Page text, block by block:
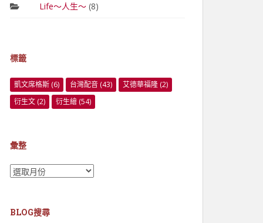
Life～人生～(8)
標籤
凱文席格斯 (6) 台灣配音 (43) 艾德華福隆 (2)
衍生文 (2) 衍生繪 (54)
彙整
彙
BLOG搜尋